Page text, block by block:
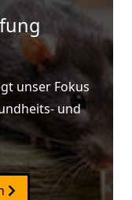
unser Fokus
und